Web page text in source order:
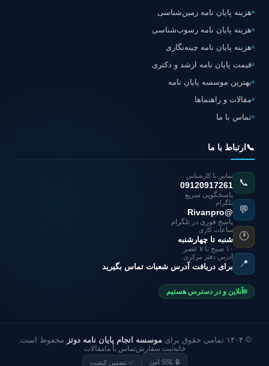
هزینه پایان نامه زمین‌شناسی
هزینه پایان نامه رسوب‌شناسی
هزینه پایان نامه چینه‌نگاری
قیمت پایان نامه ارشد و دکتری
بهترین موسسه پایان نامه
مقالات و راهنماها
تماس با ما
📞 ارتباط با ما
📞
تماس با کارشناس
09120917261
پاسخگویی سریع
💬
تلگرام
@Rivanpro
پاسخ فوری در تلگرام
🕐
ساعات کاری
شنبه تا چهارشنبه
۱۰ صبح تا ۷ عصر
📍
آدرس دفتر مرکزی
برای دریافت آدرس شعبات تماس بگیرید
آنلاین و در دسترس هستیم
© ۱۴۰۴ تمامی حقوق برای موسسه انجام پایان نامه دوتز
محفوظ است.
خانهثبت سفارشتماس با مامقالات
🔒 SSL امن ✅ تضمین کیفیت